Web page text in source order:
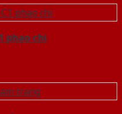
phao chi